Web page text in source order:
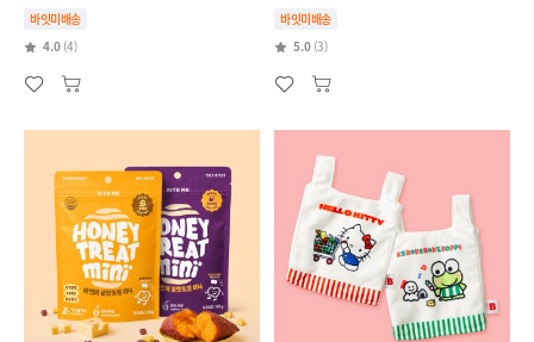
바잇미배송
4.0 (4)
바잇미배송
5.0 (3)